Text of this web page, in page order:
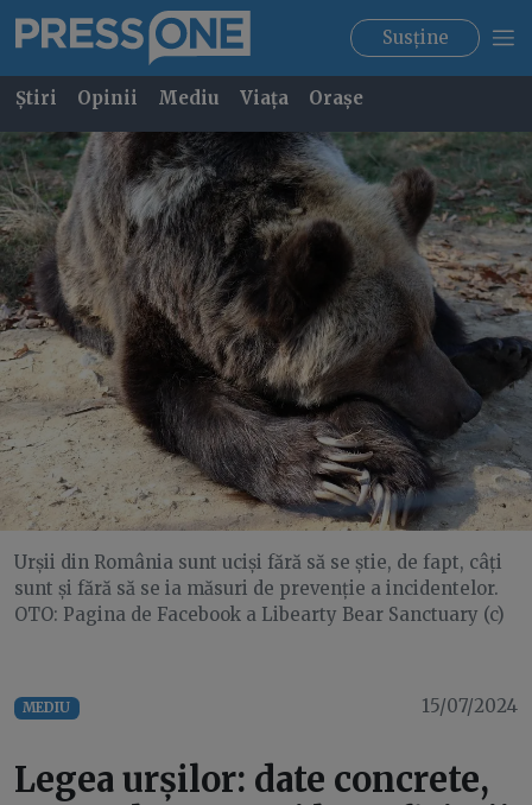
Susține
Știri Opinii Mediu Viața Orașe
Urșii din România sunt uciși fără să se știe, de fapt, câți
sunt și fără să se ia măsuri de prevenție a incidentelor.
OTO: Pagina de Facebook a Libearty Bear Sanctuary (c)
MEDIU 15/07/2024
Legea urșilor: date concrete,